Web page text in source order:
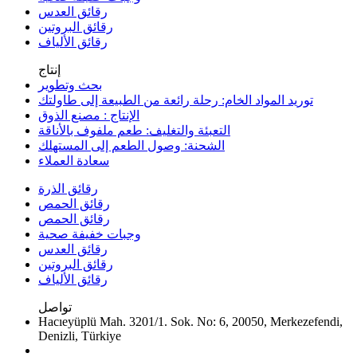
رقائق العدس
رقائق البروتين
رقائق الألياف
إنتاج
بحث وتطوير
توريد المواد الخام: رحلة رائعة من الطبيعة إلى طاولتك
الإنتاج : مصنع الذوق
التعبئة والتغليف: طعم ملفوف بالأناقة
الشحنة: وصول الطعم إلى المستهلك
سعادة العملاء
رقائق الذرة
رقائق الحمص
رقائق الحمص
وجبات خفيفة صحية
رقائق العدس
رقائق البروتين
رقائق الألياف
تواصل
Hacıeyüplü Mah. 3201/1. Sok. No: 6, 20050, Merkezefendi,
Denizli, Türkiye